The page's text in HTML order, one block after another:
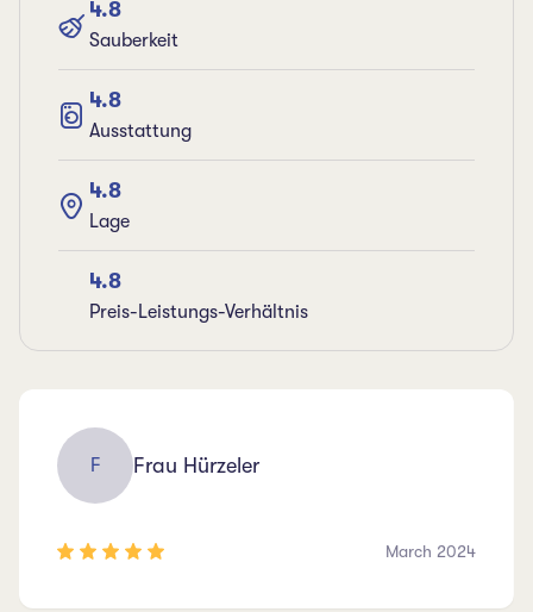
4.8
Sauberkeit
4.8
Ausstattung
4.8
Lage
4.8
Preis-Leistungs-Verhältnis
F Frau Hürzeler
March 2024